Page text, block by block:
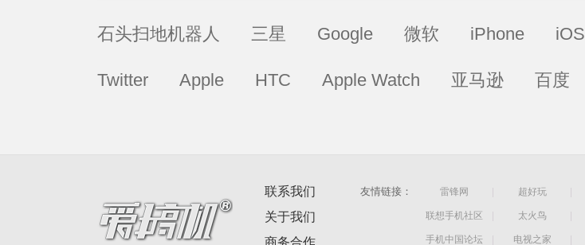
石头扫地机器人 三星 Google 微软 iPhone iOS
Twitter Apple HTC Apple Watch 亚马逊 百度
联系我们
关于我们
商务合作
友情链接： 雷锋网 超好玩
联想手机社区 太火鸟
手机中国论坛 电视之家